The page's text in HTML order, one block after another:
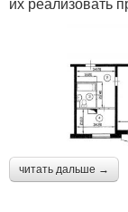
читать дальше →